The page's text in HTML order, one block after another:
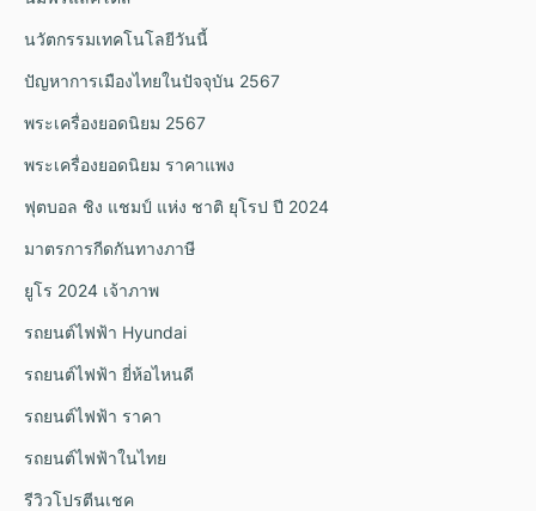
นวัตกรรมเทคโนโลยีวันนี้
ปัญหาการเมืองไทยในปัจจุบัน 2567
พระเครื่องยอดนิยม 2567
พระเครื่องยอดนิยม ราคาแพง
ฟุตบอล ชิง แชมป์ แห่ง ชาติ ยุโรป ปี 2024
มาตรการกีดกันทางภาษี
ยูโร 2024 เจ้าภาพ
รถยนต์ไฟฟ้า Hyundai
รถยนต์ไฟฟ้า ยี่ห้อไหนดี
รถยนต์ไฟฟ้า ราคา
รถยนต์ไฟฟ้าในไทย
รีวิวโปรตีนเชค